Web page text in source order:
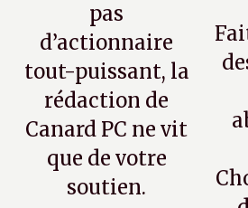
pas
d’actionnaire
tout-puissant, la
rédaction de
Canard PC ne vit
que de votre
soutien.